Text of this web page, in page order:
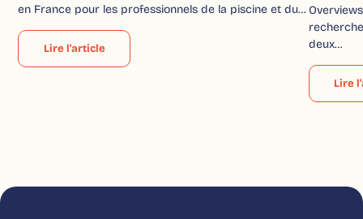
en France pour les professionnels de la piscine et du…
Lire l'article
deux…
Lire